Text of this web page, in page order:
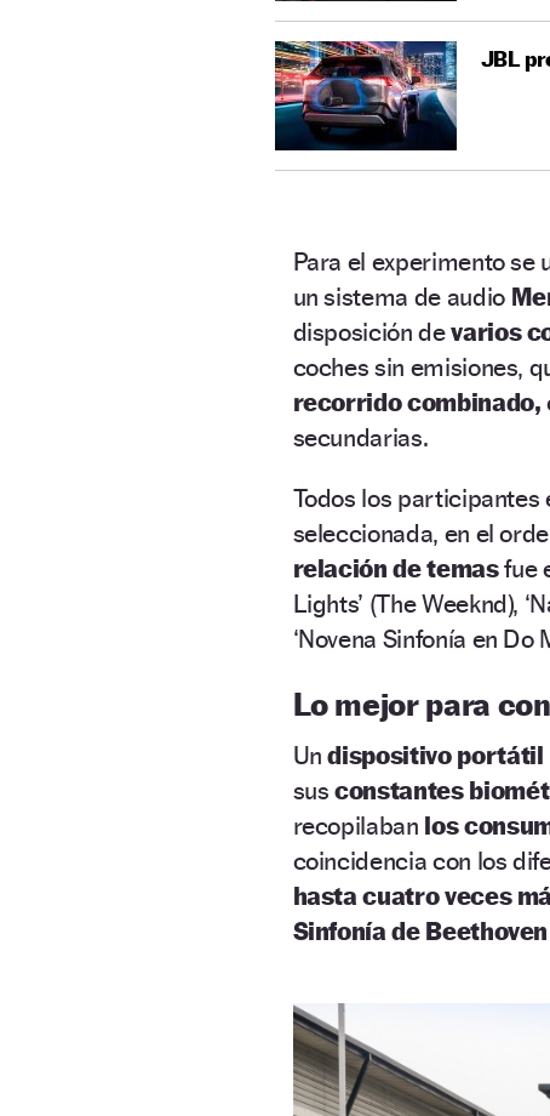
JBL
Para el experimento se
un sistema de audio
disposición devarios
coches sin emisiones,
recorrido combinado,
secundarias.
Todos los participantes
seleccionada, en el
relación de temasfue
Lights’ (The Weeknd),
‘Novena Sinfonía en Do
Lo mejor para
Undispositivo portátil
susconstantes
recopilaban los
coincidencia con los
hasta cuatro veces
Sinfonía de Beethoven